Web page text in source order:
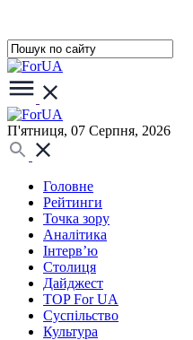
П'ятниця, 07 Серпня, 2026
Головне
Рейтинги
Точка зору
Аналітика
Інтерв’ю
Столиця
Дайджест
TOP For UA
Суспiльство
Культура